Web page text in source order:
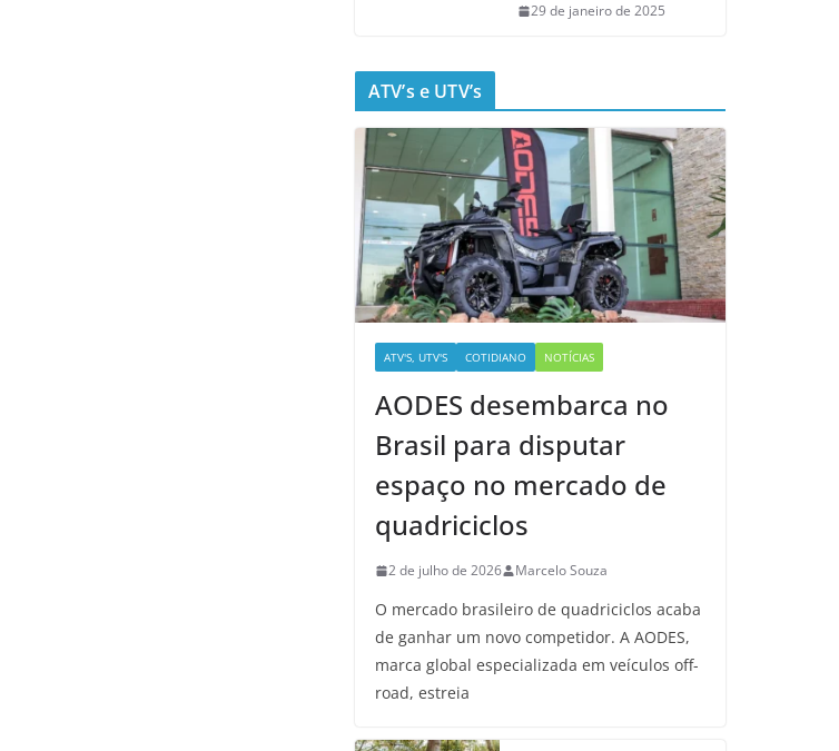
29 de janeiro de 2025
ATV’s e UTV’s
ATV'S, UTV'S COTIDIANO NOTÍCIAS
AODES desembarca no
Brasil para disputar
espaço no mercado de
quadriciclos
2 de julho de 2026 Marcelo Souza
O mercado brasileiro de quadriciclos acaba
de ganhar um novo competidor. A AODES,
marca global especializada em veículos off-
road, estreia